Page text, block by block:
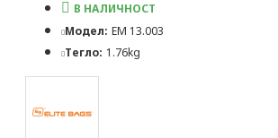
В НАЛИЧНОСТ
Модел: ЕМ 13.003
Тегло: 1.76kg